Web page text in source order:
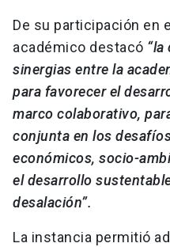
De su participación en el
académico destacó “la
sinergias entre la
para favorecer el
marco colaborativo,
conjunta en los
económicos, socio-
el desarrollo
desalación”.
La instancia permitió